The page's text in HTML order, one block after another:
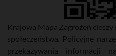
Krajowa Mapa Zagrożeń
społeczeństwa. Policyjne
przekazywania informacji